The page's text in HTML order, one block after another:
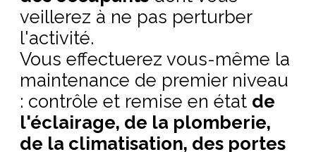
veillerez à ne pas perturber
l'activité.
Vous effectuerez vous-même la
maintenance de premier niveau
: contrôle et remise en état de
l'éclairage, de la plomberie,
de la climatisation, des portes